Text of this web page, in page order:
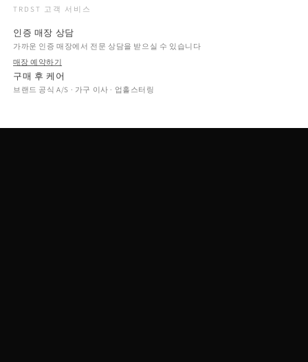
TRDST 고객 서비스
인증 매장 상담
가까운 인증 매장에서 전문 상담을 받으실 수 있습니다
매장 예약하기
구매 후 케어
브랜드 공식 A/S · 가구 이사 · 업홀스터링